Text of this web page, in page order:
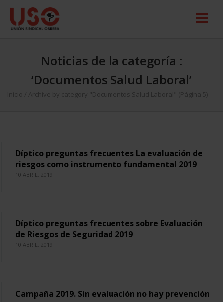
Noticias de la categoría :
‘Documentos Salud Laboral’
Inicio Archive by category "Documentos Salud Laboral" (Página 5)
Díptico preguntas frecuentes La evaluación de
riesgos como instrumento fundamental 2019
10 ABRIL, 2019
Díptico preguntas frecuentes sobre Evaluación
de Riesgos de Seguridad 2019
10 ABRIL, 2019
Campaña 2019. Sin evaluación no hay prevención